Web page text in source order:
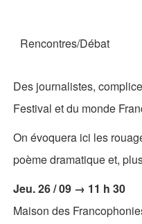
Rencontres/Débat
Des journalistes,
Festival et du monde
On évoquera ici les
poème dramatique et,
Jeu. 26 / 09 → 11 h 30
Maison des